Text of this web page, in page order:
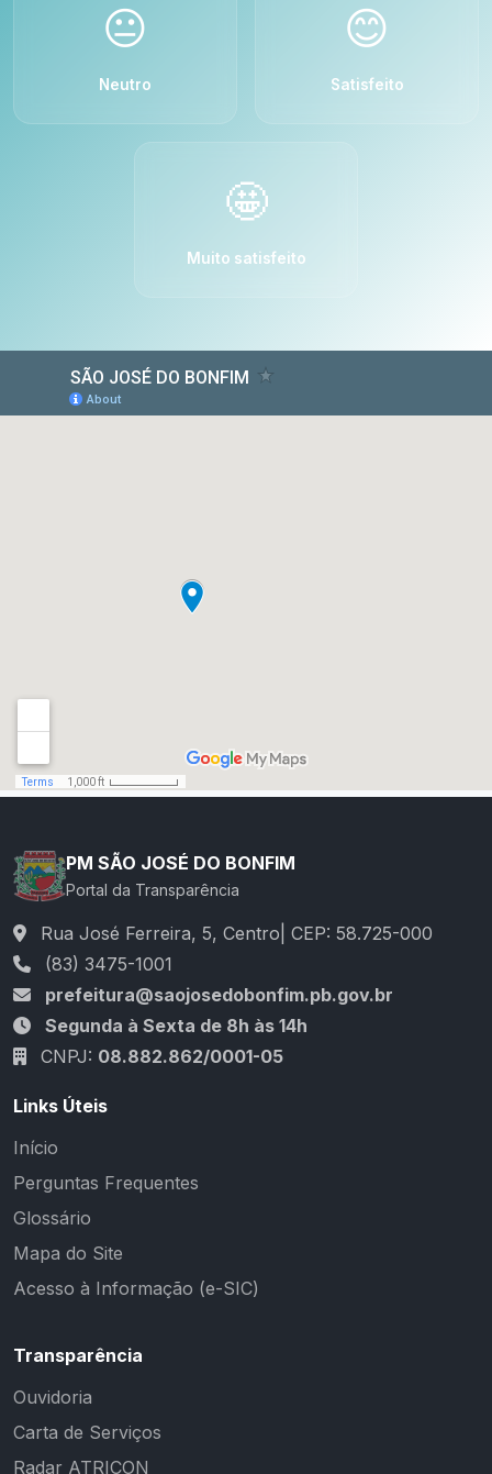
😐
Neutro
😊
Satisfeito
🤩
Muito satisfeito
PM SÃO JOSÉ DO BONFIM
Portal da Transparência
Rua José Ferreira, 5, Centro| CEP: 58.725-000
(83) 3475-1001
prefeitura@saojosedobonfim.pb.gov.br
Segunda à Sexta de 8h às 14h
CNPJ: 08.882.862/0001-05
Links Úteis
Início
Perguntas Frequentes
Glossário
Mapa do Site
Acesso à Informação (e-SIC)
Transparência
Ouvidoria
Carta de Serviços
Radar ATRICON